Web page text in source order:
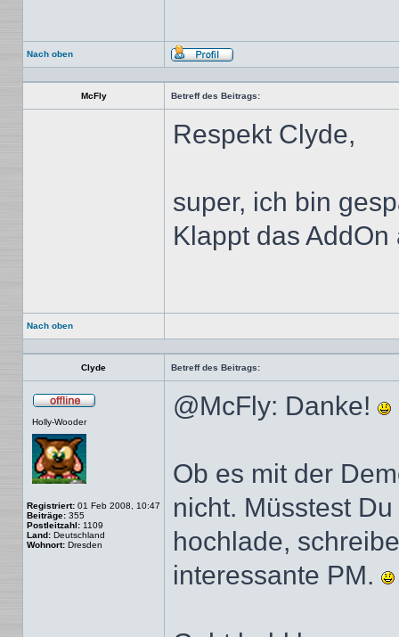
Nach oben
Profil
McFly Betreff des Beitrags:
Respekt Clyde,
super, ich bin
Klappt das
Nach oben
Clyde Betreff des Beitrags:
Holly-Wooder
Registriert: 01 Feb 2008, 10:47
Beiträge: 355
Postleitzahl: 1109
Land: Deutschland
Wohnort: Dresden
@McFly: Danke!
Ob es mit der
nicht. Müsstest
hochlade,
interessante PM.